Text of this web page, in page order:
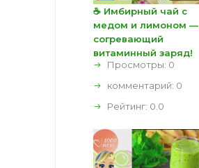
☕ Имбирный чай с
медом и лимоном —
согревающий
витаминный заряд!
Просмотры: 0
комментарий: 0
Рейтинг: 0.0